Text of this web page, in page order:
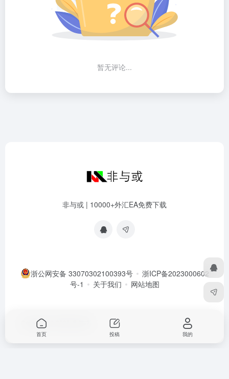
暂无评论...
非与或 | 10000+外汇EA免费下载
浙公网安备 33070302100393号
浙ICP备2023000602
号-1
关于我们 网站地图
Copyright © 2026
首页 投稿 我的